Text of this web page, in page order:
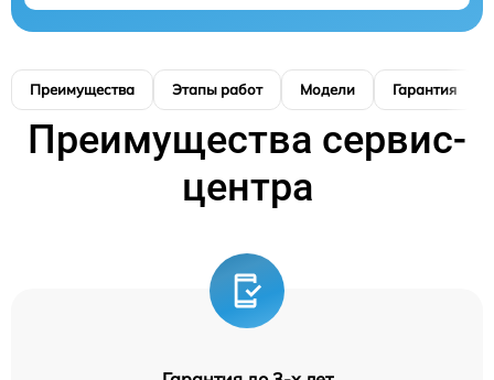
Преимущества Этапы работ Модели Гарантия
Преимущества сервис-
центра